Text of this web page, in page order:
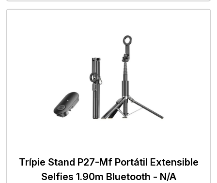
Trípie Stand P27-Mf Portátil Extensible
Selfies 1.90m Bluetooth - N/A